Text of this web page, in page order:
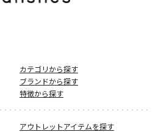
カテゴリから探す
ブランドから探す
特徴から探す
アウトレットアイテムを探す